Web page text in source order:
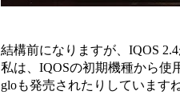
結構前になりますが、IQOS
私は、IQOSの初期機種から使
gloも発売されたりしていますね